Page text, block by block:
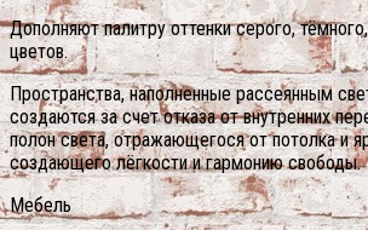
Дополняют палитру оттенки серого,
цветов.
Пространства, наполненные рассеянным
создаются за счет отказа от внутренних
полон света, отражающегося от потолка и
создающего лёгкости и гармонию свободы.
Мебель